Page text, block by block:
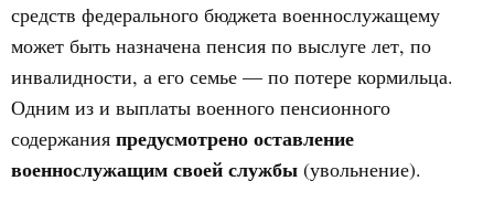
средств федерального бюджета военнослужащему
может быть назначена пенсия по выслуге лет, по
инвалидности, а его семье — по потере кормильца.
Одним из и выплаты военного пенсионного
содержания предусмотрено оставление
военнослужащим своей службы (увольнение).